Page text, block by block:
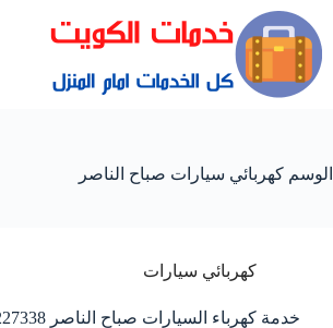
الوسم كهربائي سيارات صباح الناصر
كهربائي سيارات